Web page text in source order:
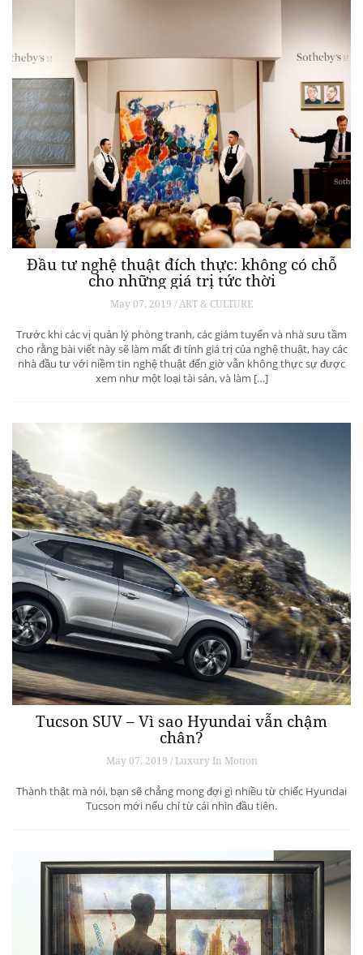
Đầu tư nghệ thuật đích thực: không có chỗ
cho những giá trị tức thời
May 07, 2019 / ART & CULTURE
Trước khi các vị quản lý phòng tranh, các giám tuyển và nhà sưu tầm
cho rằng bài viết này sẽ làm mất đi tính giá trị của nghệ thuật, hay các
nhà đầu tư với niềm tin nghệ thuật đến giờ vẫn không thực sự được
xem như một loại tài sản, và làm […]
Tucson SUV – Vì sao Hyundai vẫn chậm
chân?
May 07, 2019 / Luxury In Motion
Thành thật mà nói, bạn sẽ chẳng mong đợi gì nhiều từ chiếc Hyundai
Tucson mới nếu chỉ từ cái nhìn đầu tiên.